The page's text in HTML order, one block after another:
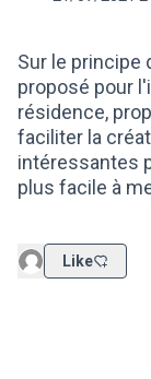
Sur le
proposé pour
résidence,
faciliter la
intéressantes
plus facile à
Like